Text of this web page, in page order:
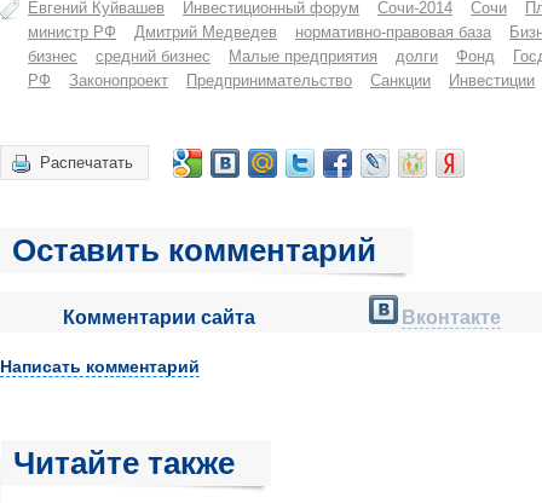
Евгений Куйвашев Инвестиционный форум Сочи-2014 Сочи
министр РФ
Дмитрий Медведев нормативно-правовая база
бизнес
средний бизнес Малые предприятия долги Фонд
РФ
Законопроект Предпринимательство Санкции Инвестиции
Распечатать
Оставить комментарий
Комментарии сайта Вконтакте
Написать комментарий
Читайте также